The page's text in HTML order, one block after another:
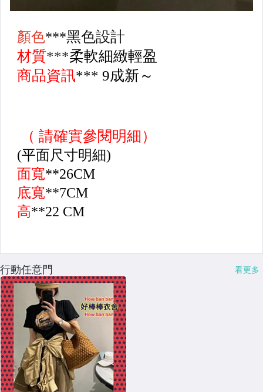
行動任意門 看更多